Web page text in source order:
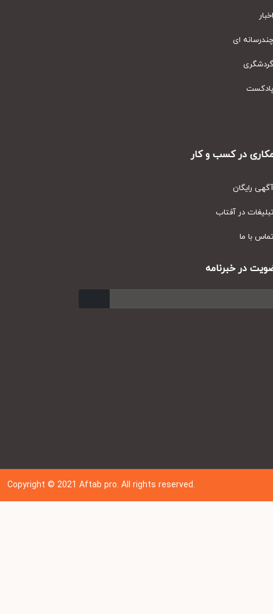
ای
در کسب و کار
رایگان
در آفتاب
با ما
در خبرنامه
Copyright © 202 1Aftab pro. All rights reserved.